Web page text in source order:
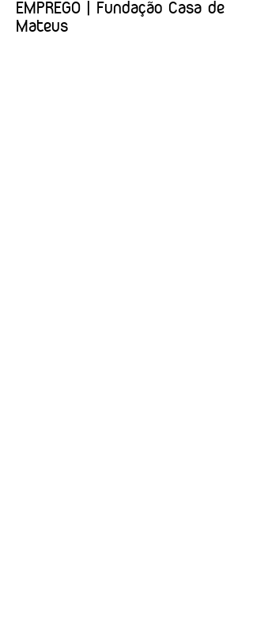
EMPREGO | Fundação Casa de
Mateus